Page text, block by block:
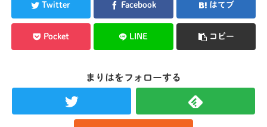
Twitter Facebook はてブ
Pocket LINE コピー
まりはをフォローする